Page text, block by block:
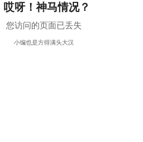
哎呀！神马情况？
您访问的页面已丢失
小编也是方得满头大汉